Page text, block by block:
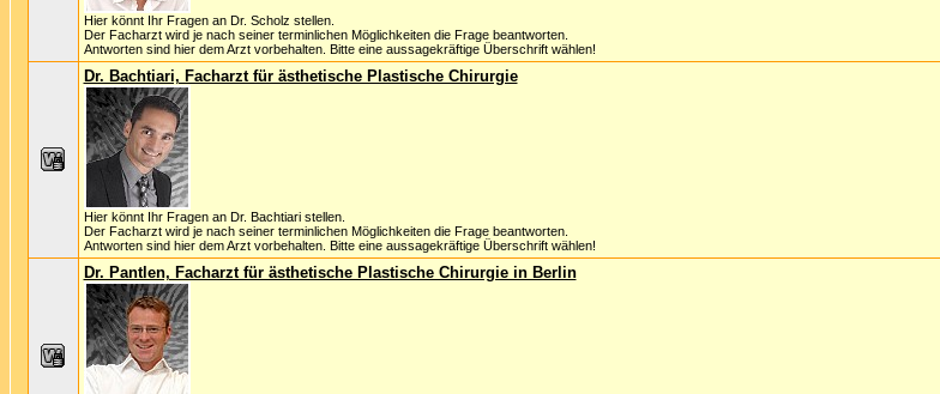
Hier könnt Ihr Fragen an Dr. Scholz stellen.
Der Facharzt wird je nach seiner terminlichen Möglichkeiten die Frage beantworten.
Antworten sind hier dem Arzt vorbehalten. Bitte eine aussagekräftige Überschrift wählen!
Dr. Bachtiari, Facharzt für ästhetische Plastische Chirurgie
Hier könnt Ihr Fragen an Dr. Bachtiari stellen.
Der Facharzt wird je nach seiner terminlichen Möglichkeiten die Frage beantworten.
Antworten sind hier dem Arzt vorbehalten. Bitte eine aussagekräftige Überschrift wählen!
Dr. Pantlen, Facharzt für ästhetische Plastische Chirurgie in Berlin